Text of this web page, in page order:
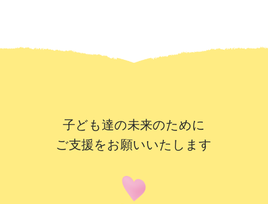
子ども達の未来のために
ご支援をお願いいたします